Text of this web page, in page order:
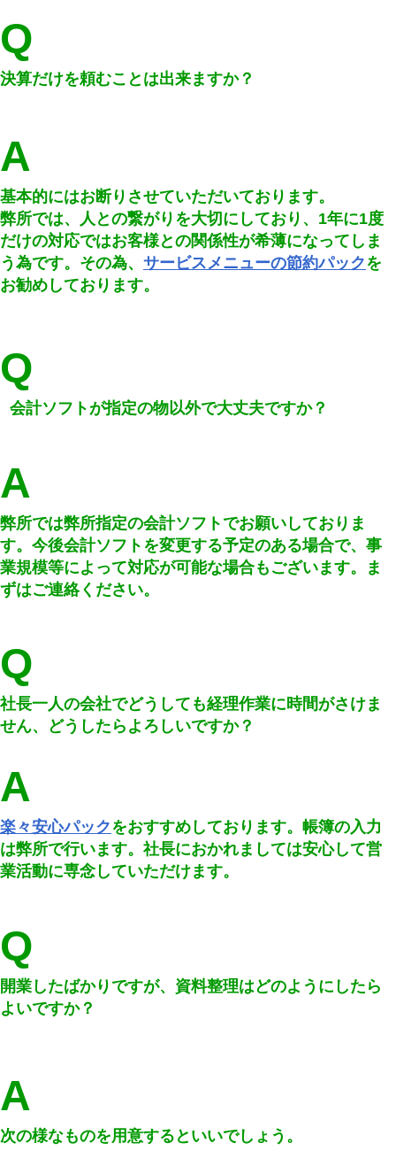
Q
決算だけを頼むことは出来ますか？
A
基本的にはお断りさせていただいております。
弊所では、人との繋がりを大切にしており、1年に1度
だけの対応ではお客様との関係性が希薄になってしま
う為です。その為、 サービスメニューの節約パックを
お勧めしております。
Q
会計ソフトが指定の物以外で大丈夫ですか？
A
弊所では弊所指定の会計ソフトでお願いしておりま
す。今後会計ソフトを変更する予定のある場合で、事
業規模等によって対応が可能な場合もございます。ま
ずはご連絡ください。
Q
社長一人の会社でどうしても経理作業に時間がさけま
せん、どうしたらよろしいですか？
A
楽々安心パックをおすすめしております。帳簿の入力
は弊所で行います。社長におかれましては安心して営
業活動に専念していただけます。
Q
開業したばかりですが、資料整理はどのようにしたら
よいですか？
A
次の様なものを用意するといいでしょう。